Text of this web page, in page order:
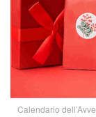
Calendario